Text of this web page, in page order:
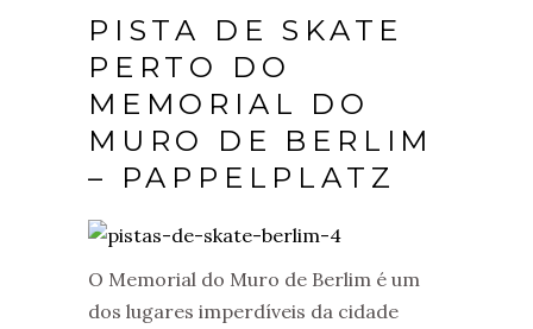
PISTA DE SKATE
PERTO DO
MEMORIAL DO
MURO DE BERLIM
– PAPPELPLATZ
O Memorial do Muro de Berlim é um
dos lugares imperdíveis da cidade